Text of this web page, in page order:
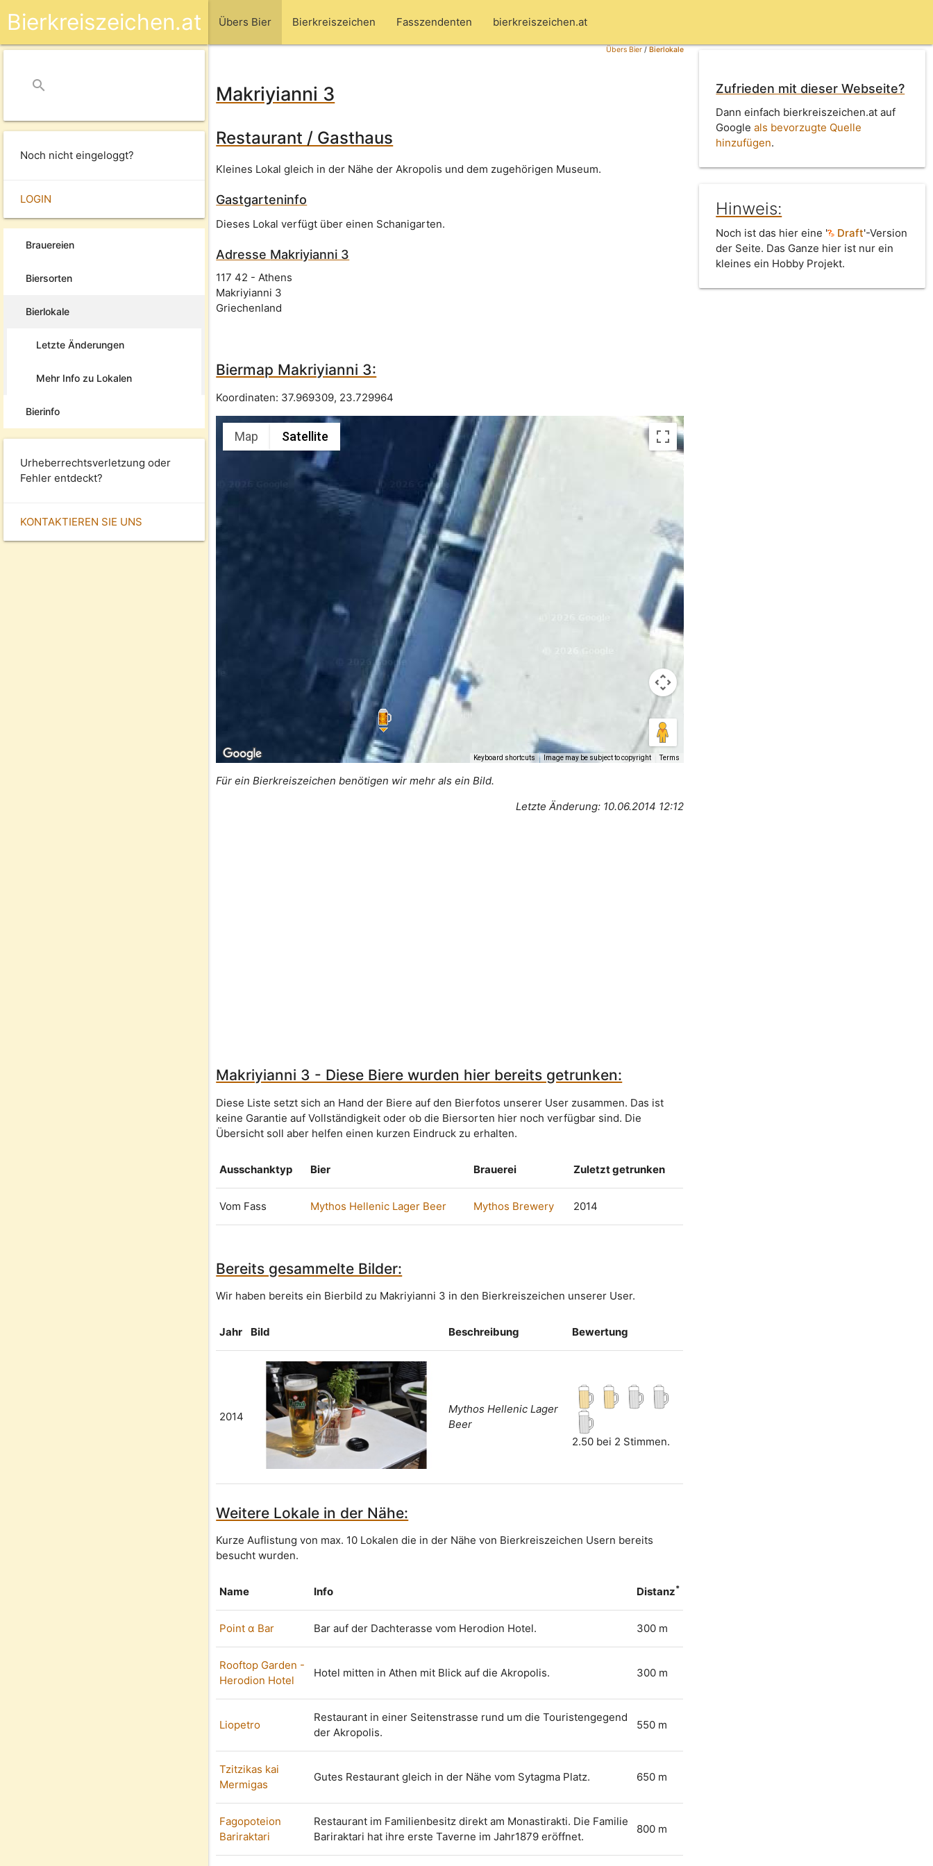
Übers Bier Bierkreiszeichen Fasszendenten bierkreiszeichen.at
Bierkreiszeichen.at
search
Noch nicht eingeloggt?
LOGIN
Brauereien
Biersorten
Bierlokale
Letzte Änderungen
Mehr Info zu Lokalen
Bierinfo
Urheberrechtsverletzung oder
Fehler entdeckt?
KONTAKTIEREN SIE UNS
Übers Bier/Bierlokale
Makriyianni 3
Restaurant / Gasthaus
Kleines Lokal gleich in der Nähe der Akropolis und dem zugehörigen Museum.
Gastgarteninfo
Dieses Lokal verfügt über einen Schanigarten.
Adresse Makriyianni 3
117 42 -Athens
Makriyianni 3
Griechenland
Biermap Makriyianni 3:
Koordinaten: 37.969309, 23.729964
Map Satellite
Keyboard shortcuts Image may be subject to copyright Terms
Für ein Bierkreiszeichen benötigen wir mehr als ein Bild.
Letzte Änderung: 10.06.2014 12:12
Zufrieden mit dieser Webseite?
Dann einfach bierkreiszeichen.at auf
Googleals bevorzugte Quelle
hinzufügen.
Hinweis:
Noch ist das hier eine ' Draft'-Version
der Seite. Das Ganze hier ist nur ein
kleines ein Hobby Projekt.
Makriyianni 3 - Diese Biere wurden hier bereits getrunken:
Diese Liste setzt sich an Hand der Biere auf den Bierfotos unserer User zusammen. Das ist
keine Garantie auf Vollständigkeit oder ob die Biersorten hier noch verfügbar sind. Die
Übersicht soll aber helfen einen kurzen Eindruck zu erhalten.
Ausschanktyp Bier Brauerei Zuletzt getrunken
Vom Fass Mythos Hellenic Lager Beer Mythos Brewery 2014
Bereits gesammelte Bilder:
Wir haben bereits ein Bierbild zu Makriyianni 3 in den Bierkreiszeichen unserer User.
Jahr Bild Beschreibung Bewertung
2014
Mythos Hellenic Lager
Beer
2.50 bei 2 Stimmen.
Weitere Lokale in der Nähe:
Kurze Auflistung von max. 10 Lokalen die in der Nähe von Bierkreiszeichen Usern bereits
besucht wurden.
Name Info Distanz*
Point α Bar Bar auf der Dachterasse vom Herodion Hotel. 300 m
Rooftop Garden -
Herodion Hotel
Hotel mitten in Athen mit Blick auf die Akropolis. 300 m
Liopetro
Restaurant in einer Seitenstrasse rund um die Touristengegend
der Akropolis.
550 m
Tzitzikas kai
Mermigas
Gutes Restaurant gleich in der Nähe vom Sytagma Platz. 650 m
Fagopoteion
Bariraktari
Restaurant im Familienbesitz direkt am Monastirakti. Die Familie
Bariraktari hat ihre erste Taverne im Jahr1879 eröffnet.
800 m